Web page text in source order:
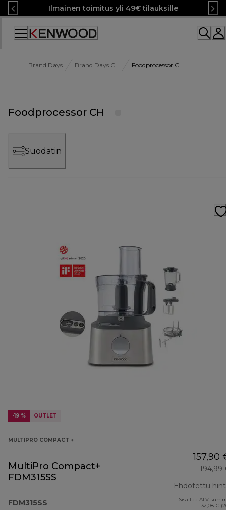
Skip
to
Content
Ilmainen toimitus yli 49€ tilauksille
Brand Days Brand Days CH Foodprocessor CH
Foodprocessor CH
Suodatin
-19 % OUTLET
MULTIPRO COMPACT +
MultiPro Compact+
FDM315SS
FDM315SS
157,90
194,99
Ehdotettu
Sisältää ALV-
32,08 €